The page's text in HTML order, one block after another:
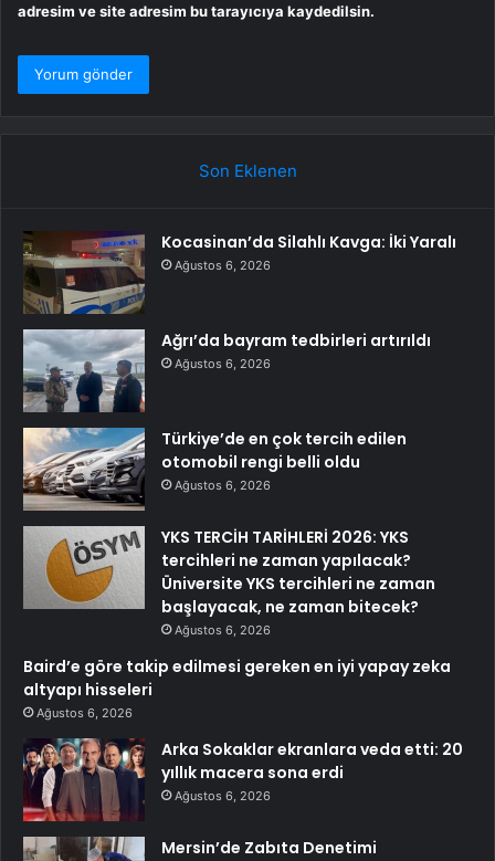
adresim ve site adresim bu tarayıcıya kaydedilsin.
Son Eklenen
Kocasinan’da Silahlı Kavga: İki Yaralı
Ağustos 6, 2026
Ağrı’da bayram tedbirleri artırıldı
Ağustos 6, 2026
Türkiye’de en çok tercih edilen
otomobil rengi belli oldu
Ağustos 6, 2026
YKS TERCİH TARİHLERİ 2026: YKS
tercihleri ne zaman yapılacak?
Üniversite YKS tercihleri ne zaman
başlayacak, ne zaman bitecek?
Ağustos 6, 2026
Baird’e göre takip edilmesi gereken en iyi yapay zeka
altyapı hisseleri
Ağustos 6, 2026
Arka Sokaklar ekranlara veda etti: 20
yıllık macera sona erdi
Ağustos 6, 2026
Mersin’de Zabıta Denetimi